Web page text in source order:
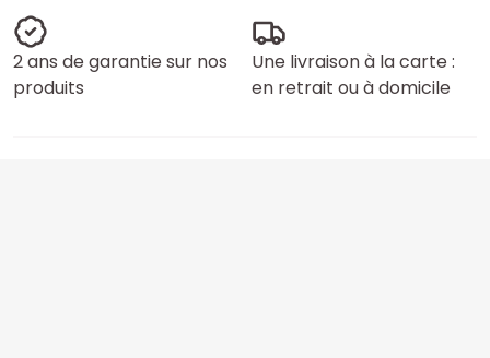
2 ans de garantie sur nos
produits
Une livraison à la carte :
en retrait ou à domicile